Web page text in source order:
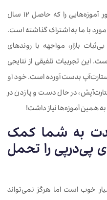
در ادامه این مصاحبه اختصاصی، مور آموزه‌هایی را که حاصل 12 سال
تجربه کاری اوست با دسته بندی در 7 مورد با ما به اشتراک گذاشته است.
بازار، مواجهه با روندهای
این تجربیات تلفیقی از نتایجی
بدست آورده است. خود او
در حال دست و پا زدن در
به همین آموزه‌ها نیاز داشت!
مدت به شما کمک
پی‌در‌پی را تحمل
خوب است اما هرگز نمی‌تواند